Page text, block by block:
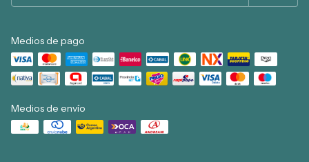
Medios de pago
Medios de envío